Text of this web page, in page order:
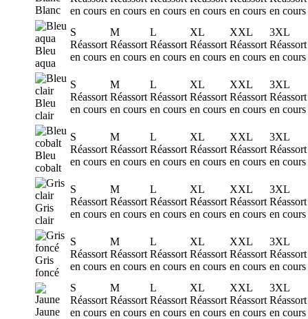
Blanc
en cours en cours en cours en cours en cours en cours
Bleu
aqua
S
Réassort
en cours
M
Réassort
en cours
L
Réassort
en cours
XL
Réassort
en cours
XXL
Réassort
en cours
3XL
Réassort
en cours
Bleu
clair
S
Réassort
en cours
M
Réassort
en cours
L
Réassort
en cours
XL
Réassort
en cours
XXL
Réassort
en cours
3XL
Réassort
en cours
Bleu
cobalt
S
Réassort
en cours
M
Réassort
en cours
L
Réassort
en cours
XL
Réassort
en cours
XXL
Réassort
en cours
3XL
Réassort
en cours
Gris
clair
S
Réassort
en cours
M
Réassort
en cours
L
Réassort
en cours
XL
Réassort
en cours
XXL
Réassort
en cours
3XL
Réassort
en cours
Gris
foncé
S
Réassort
en cours
M
Réassort
en cours
L
Réassort
en cours
XL
Réassort
en cours
XXL
Réassort
en cours
3XL
Réassort
en cours
Jaune
S
Réassort
en cours
M
Réassort
en cours
L
Réassort
en cours
XL
Réassort
en cours
XXL
Réassort
en cours
3XL
Réassort
en cours